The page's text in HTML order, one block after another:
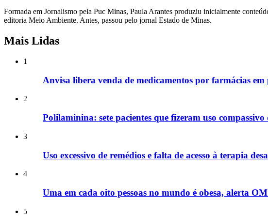
Formada em Jornalismo pela Puc Minas, Paula Arantes produziu inicialmente
editoria Meio Ambiente. Antes, passou pelo jornal Estado de Minas.
Mais Lidas
1
Anvisa libera venda de medicamentos por farmácias
2
Polilaminina: sete pacientes que fizeram uso
3
Uso excessivo de remédios e falta de acesso à terapia
4
Uma em cada oito pessoas no mundo é obesa, alerta
5